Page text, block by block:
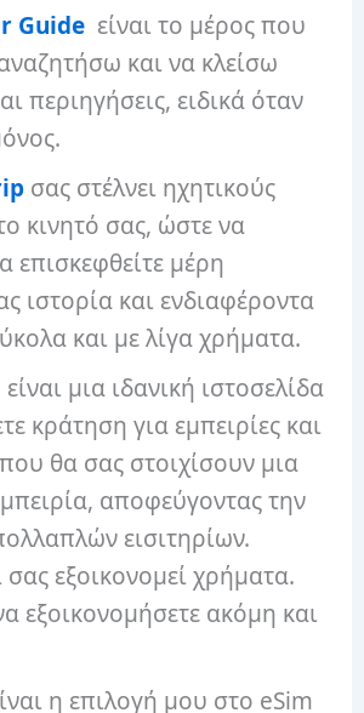
Guide είναι το μέρος που
και να κλείσω
περιηγήσεις, ειδικά όταν
σας στέλνει ηχητικούς
κινητό σας, ώστε να
επισκεφθείτε μέρη
ιστορία και ενδιαφέροντα
και με λίγα χρήματα.
είναι μια ιδανική ιστοσελίδα
κράτηση για εμπειρίες και
θα σας στοιχίσουν μια
αποφεύγοντας την
εισιτηρίων.
σας εξοικονομεί χρήματα.
εξοικονομήσετε ακόμη και
η επιλογή μου στο eSim